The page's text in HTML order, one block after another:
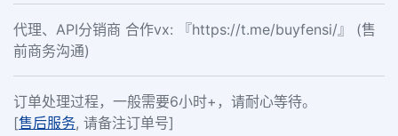
代理、API分销商 合作vx: 『https://t.me/buyfensi/』 (售
前商务沟通)
订单处理过程，一般需要6小时+，请耐心等待。
[售后服务, 请备注订单号]